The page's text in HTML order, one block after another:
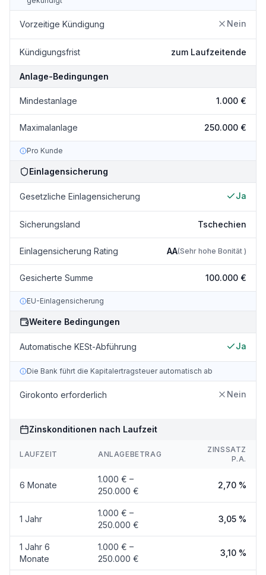
Vorzeitige Kündigung Nein
Kündigungsfrist zum Laufzeitende
Anlage-Bedingungen
Mindestanlage 1.000 €
Maximalanlage 250.000 €
Pro Kunde
Einlagensicherung
Gesetzliche Einlagensicherung Ja
Sicherungsland Tschechien
Einlagensicherung Rating AA(Sehr hohe Bonität )
Gesicherte Summe 100.000 €
EU-Einlagensicherung
Weitere Bedingungen
Automatische KESt-Abführung Ja
Die Bank führt die Kapitalertragsteuer automatisch ab
Girokonto erforderlich Nein
Zinskonditionen nach Laufzeit
LAUFZEIT ANLAGEBETRAG
ZINSSATZ
P.A.
6 Monate
1.000 € –
250.000 €
2,70 %
1 Jahr
1.000 € –
250.000 €
3,05 %
1 Jahr 6
Monate
1.000 € –
250.000 €
3,10 %